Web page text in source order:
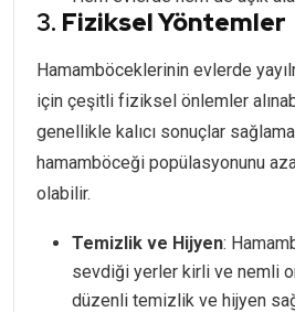
3. Fiziksel Yöntemler
Hamamböceklerinin evlerde
için çeşitli fiziksel önlemler
genellikle kalıcı sonuçlar
hamamböceği popülasyonunu
olabilir.
Temizlik ve Hijyen:
sevdiği yerler kirli ve nemli
düzenli temizlik ve hijyen